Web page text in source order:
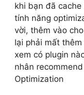
khi bạn đã
tính năng
vời, thêm vào
lại phải mất
xem có plugin
nhân
Optimization